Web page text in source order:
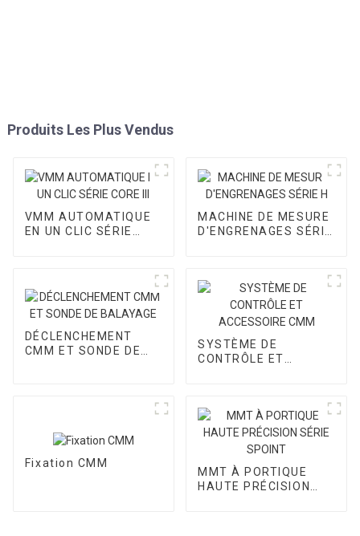
Produits Les Plus Vendus
VMM AUTOMATIQUE
EN UN CLIC SÉRIE
MACHINE DE MESURE
D'ENGRENAGES SÉRIE
DÉCLENCHEMENT
CMM ET SONDE DE
SYSTÈME DE
CONTRÔLE ET
Fixation CMM
MMT À PORTIQUE
HAUTE PRÉCISION